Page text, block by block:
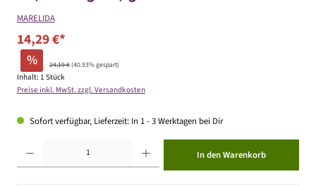
MARELIDA
14,29 €*
% 24,19 €(40.93% gespart)
Inhalt: 1 Stück
Preise inkl. MwSt. zzgl. Versandkosten
Sofort verfügbar, Lieferzeit: In 1 - 3 Werktagen bei Dir
In den Warenkorb